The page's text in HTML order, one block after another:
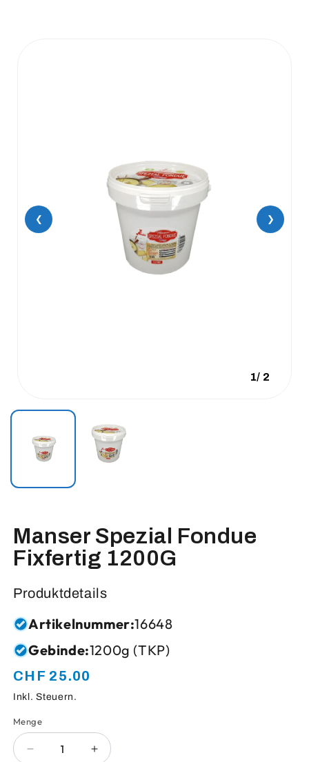
❮ ❯
1/ 2
Manser Spezial Fondue
Fixfertig 1200G
Produktdetails
Artikelnummer:16648
Gebinde:1200g (TKP)
Normaler
Preis
CHF 25.00
Inkl. Steuern.
Anzahl
Menge
Verringere Erhöhe